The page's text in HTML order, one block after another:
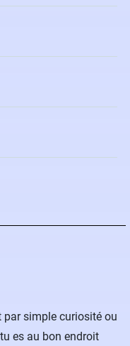
par simple curiosité ou
es au bon endroit